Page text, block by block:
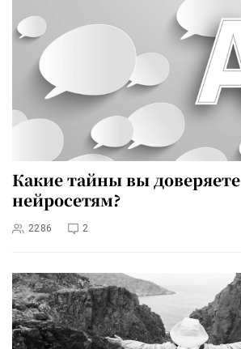
Какие тайны вы доверяете
нейросетям?
2286 2